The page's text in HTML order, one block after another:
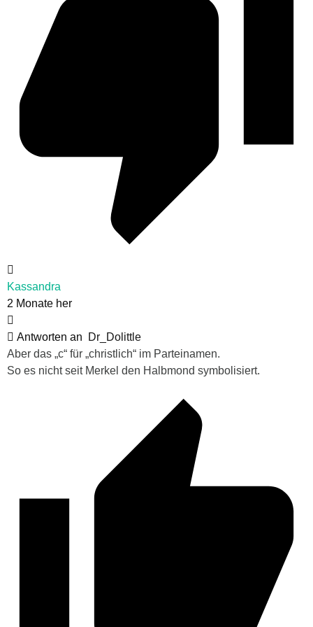
Kassandra
2 Monate her
Antworten an
Dr_Dolittle
Aber das „c“ für „christlich“ im Parteinamen.
So es nicht seit Merkel den Halbmond symbolisiert.